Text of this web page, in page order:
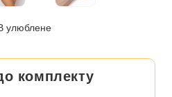
улюблене
комплекту